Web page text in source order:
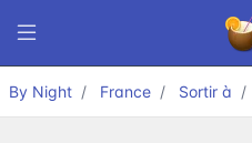
By Night France Sortir à